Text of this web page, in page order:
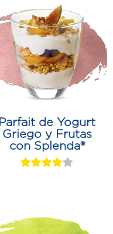
Parfait de Yogurt
Griego y Frutas
con Splenda®